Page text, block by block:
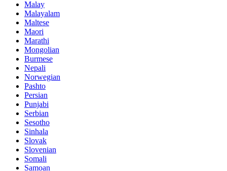
Malay
Malayalam
Maltese
Maori
Marathi
Mongolian
Burmese
Nepali
Norwegian
Pashto
Persian
Punjabi
Serbian
Sesotho
Sinhala
Slovak
Slovenian
Somali
Samoan